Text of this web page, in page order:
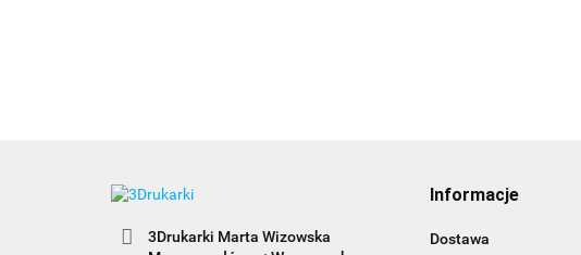
3Drukarki Marta Wizowska
Informacje
Dostawa